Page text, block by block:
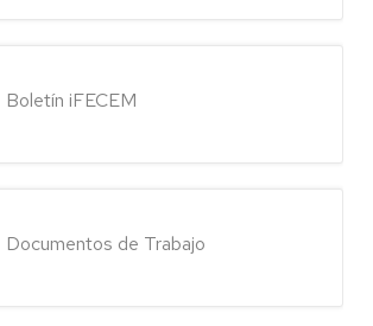
Boletín iFECEM
Documentos de Trabajo